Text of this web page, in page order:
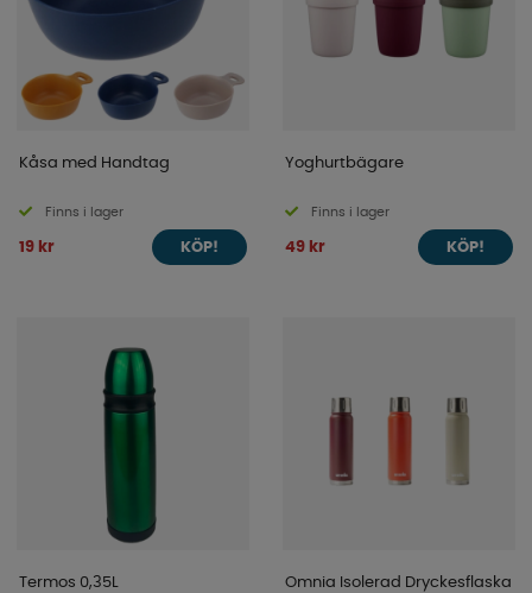
Kåsa med Handtag
Finns i lager
19 kr KÖP!
Yoghurtbägare
Finns i lager
49 kr KÖP!
Termos 0,35L Omnia Isolerad Dryckesflaska